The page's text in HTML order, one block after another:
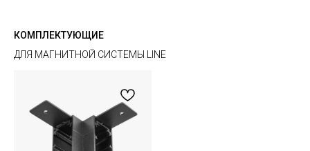
КОМПЛЕКТУЮЩИЕ
ДЛЯ МАГНИТНОЙ СИСТЕМЫ LINE